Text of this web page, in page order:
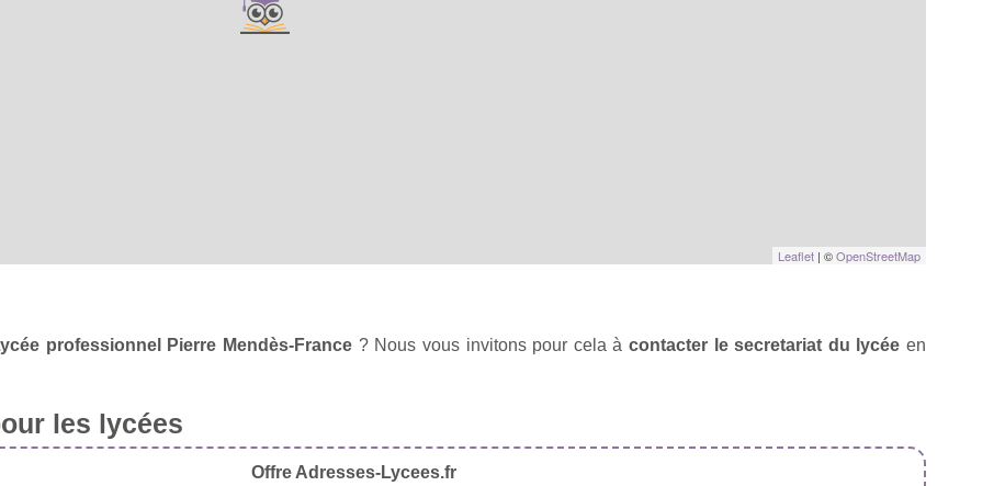
Leaflet | ©OpenStreetMap
professionnel Pierre Mendès-France ? Nous vous invitons pour cela à contacter le secretariat du lycée en
les lycées
Offre Adresses-Lycees.fr